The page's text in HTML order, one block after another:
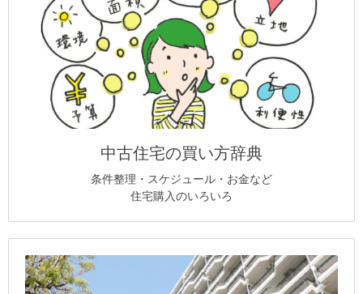
中古住宅の買い方辞典
条件整理・スケジュール・お金など
住宅購入のいろいろ